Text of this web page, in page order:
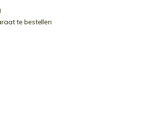
te bestellen